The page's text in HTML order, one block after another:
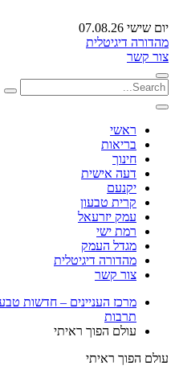
יום שישי 07.08.26
מהדורה דיגיטלית
צור קשר
ראשי
בריאות
חינוך
דעה אישית
יקנעם
קרית טבעון
עמק יזרעאל
רמת ישי
מגדל העמק
מהדורה דיגיטלית
צור קשר
מרכז העניינים – חדשות
תרבות
עולם הפוך ראיתי
עולם הפוך ראיתי